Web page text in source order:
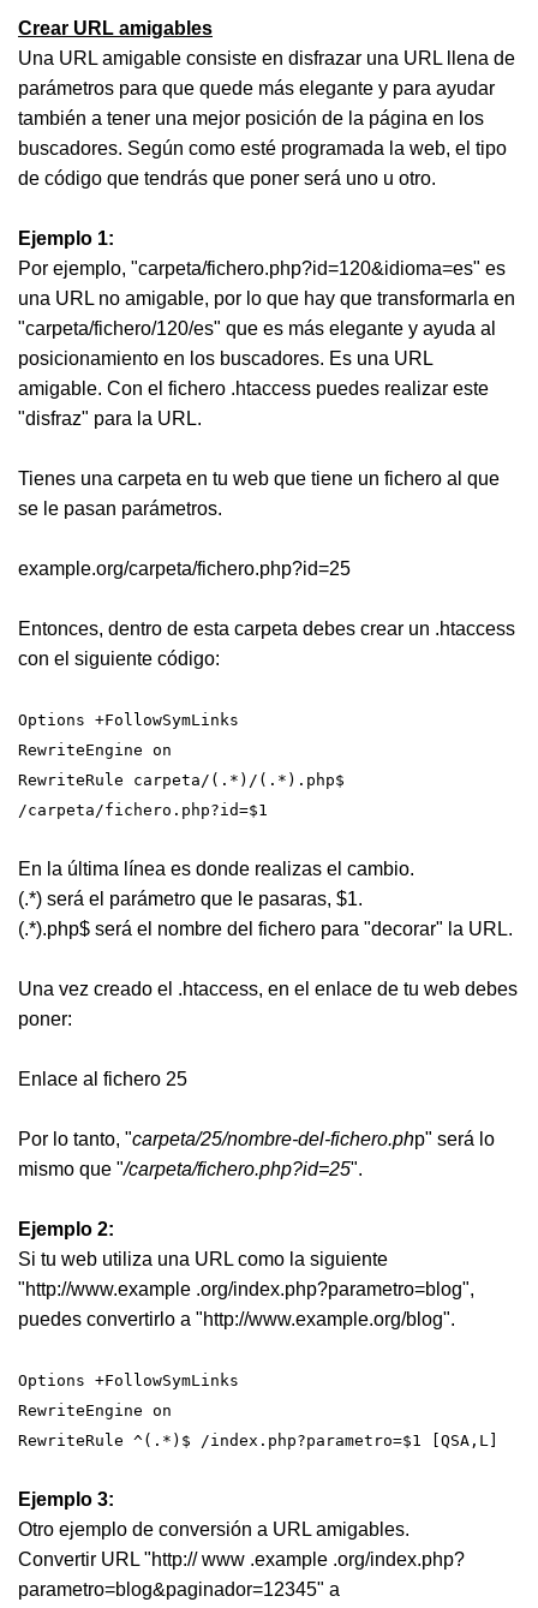
Crear URL amigables
Una URL amigable consiste en disfrazar una URL llena de
parámetros para que quede más elegante y para ayudar
también a tener una mejor posición de la página en los
buscadores. Según como esté programada la web, el tipo
de código que tendrás que poner será uno u otro.
Ejemplo 1:
Por ejemplo, "carpeta/fichero.php?id=120&idioma=es" es
una URL no amigable, por lo que hay que transformarla en
"carpeta/fichero/120/es" que es más elegante y ayuda al
posicionamiento en los buscadores. Es una URL
amigable. Con el fichero .htaccess puedes realizar este
"disfraz" para la URL.
Tienes una carpeta en tu web que tiene un fichero al que
se le pasan parámetros.
example.org/carpeta/fichero.php?id=25
Entonces, dentro de esta carpeta debes crear un .htaccess
con el siguiente código:
Options +FollowSymLinks
RewriteEngine on
RewriteRule carpeta/(.*)/(.*).php$
/carpeta/fichero.php?id=$1
En la última línea es donde realizas el cambio.
(.*) será el parámetro que le pasaras, $1.
(.*).php$ será el nombre del fichero para "decorar" la URL.
Una vez creado el .htaccess, en el enlace de tu web debes
poner:
Enlace al fichero 25
Por lo tanto, "carpeta/25/nombre-del-fichero.php" será lo
mismo que "/carpeta/fichero.php?id=25".
Ejemplo 2:
Si tu web utiliza una URL como la siguiente
"http://www.example .org/index.php?parametro=blog",
puedes convertirlo a "http://www.example.org/blog".
Options +FollowSymLinks
RewriteEngine on
RewriteRule ^(.*)$ /index.php?parametro=$1 [QSA,L]
Ejemplo 3:
Otro ejemplo de conversión a URL amigables.
Convertir URL "http:// www .example .org/index.php?
parametro=blog&paginador=12345" a